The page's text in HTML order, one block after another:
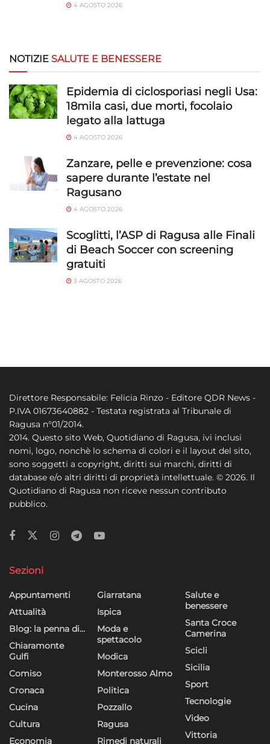
4 AGOSTO 2026
NOTIZIE SALUTE E BENESSERE
Epidemia di ciclosporiasi negli Usa:
18mila casi, due morti, focolaio
legato alla lattuga
4 AGOSTO 2026
Zanzare, pelle e prevenzione: cosa
sapere durante l’estate nel
Ragusano
4 AGOSTO 2026
Scoglitti, l’ASP di Ragusa alle Finali
di Beach Soccer con screening
gratuiti
3 AGOSTO 2026
Direttore Responsabile: Felicia Rinzo - Editore QDR News -
P.IVA 01673640882 - Testata registrata al Tribunale di
Ragusa n°01/2014.
2014. Questo sito Web, Quotidiano di Ragusa, ivi inclusi
nomi, logo, nonchè lo schema di colori e il layout del sito,
sono soggetti a copyright, diritti sui marchi, diritti di
database e/o altri diritti di proprietà intellettuale. © 2026. Il
Quotidiano di Ragusa non riceve nessun contributo
pubblico.
Sezioni
Appuntamenti
Attualità
Blog: la penna di…
Chiaramonte
Gulfi
Comiso
Cronaca
Cucina
Cultura
Economia
Giarratana
Ispica
Moda e
spettacolo
Modica
Monterosso Almo
Politica
Pozzallo
Ragusa
Rimedi naturali
Salute e
benessere
Santa Croce
Camerina
Scicli
Sicilia
Sport
Tecnologie
Video
Vittoria